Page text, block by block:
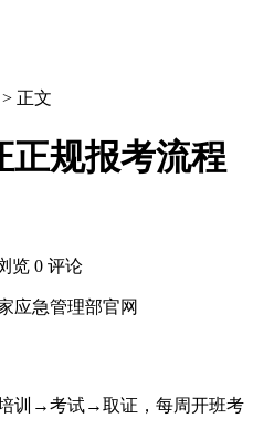
> 正文
正规报考流程
览 0 评论
应急管理部官网
训→考试→取证，每周开班考